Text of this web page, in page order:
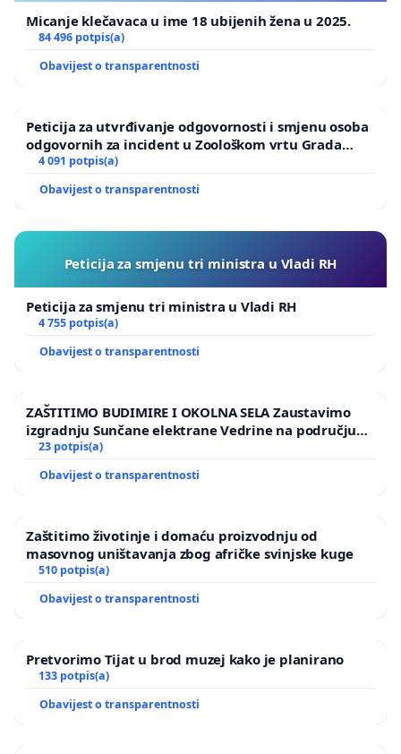
Micanje klečavaca u ime 18 ubijenih žena u 2025.
84 496 potpis(a)
Obavijest o transparentnosti
Peticija za utvrđivanje odgovornosti i smjenu osoba
odgovornih za incident u Zoološkom vrtu Grada
Zagreba
4 091 potpis(a)
Obavijest o transparentnosti
Peticija za smjenu tri ministra u Vladi RH
Peticija za smjenu tri ministra u Vladi RH
4 755 potpis(a)
Obavijest o transparentnosti
ZAŠTITIMO BUDIMIRE I OKOLNA SELA Zaustavimo
izgradnju Sunčane elektrane Vedrine na području
Ugljana
23 potpis(a)
Obavijest o transparentnosti
Zaštitimo životinje i domaću proizvodnju od
masovnog uništavanja zbog afričke svinjske kuge
510 potpis(a)
Obavijest o transparentnosti
Pretvorimo Tijat u brod muzej kako je planirano
133 potpis(a)
Obavijest o transparentnosti